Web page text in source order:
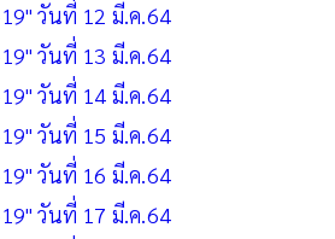
19" วันที่ 12 มี.ค.64
19" วันที่ 13 มี.ค.64
19" วันที่ 14 มี.ค.64
19" วันที่ 15 มี.ค.64
19" วันที่ 16 มี.ค.64
19" วันที่ 17 มี.ค.64